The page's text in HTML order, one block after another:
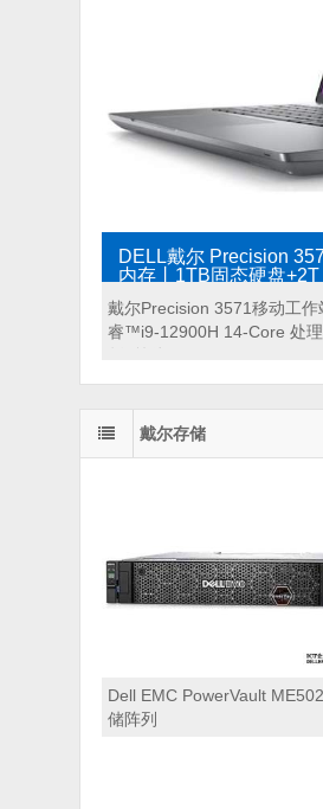
DELL戴尔 Precision
内存丨1TB固态硬盘
分屏丨三年保修)
戴尔Precision 3571移动工
睿™i9-12900H 14-Core 处
戴尔存储
Dell EMC PowerVault
储阵列